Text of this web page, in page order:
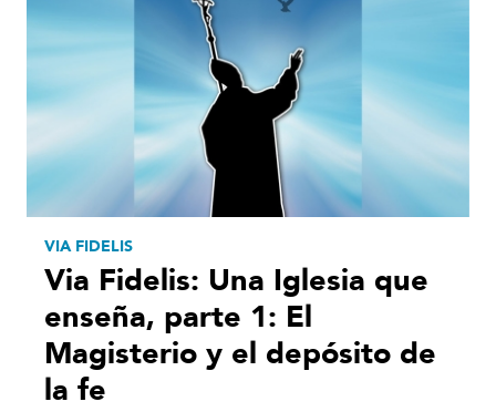
VIA FIDELIS
Via Fidelis: Una Iglesia que
enseña, parte 1: El
Magisterio y el depósito de
la fe